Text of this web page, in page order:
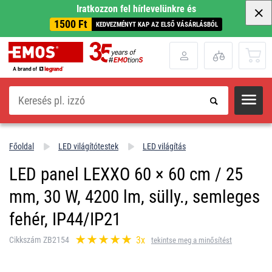
Iratkozzon fel hírlevelünkre és
1500 Ft KEDVEZMÉNYT KAP AZ ELSŐ VÁSÁRLÁSBÓL
Keresés
Főoldal LED világítótestek LED világítás
LED panel LEXXO 60 × 60 cm / 25
mm, 30 W, 4200 lm, sülly., semleges
fehér, IP44/IP21
Cikkszám ZB2154 3x tekintse meg a minősítést